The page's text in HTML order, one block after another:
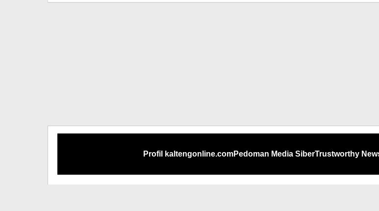
Profil kaltengonline.comPedoman Media SiberTrustworthy